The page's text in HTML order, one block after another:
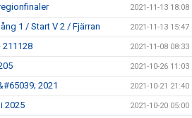
2021-11-13 18:08
1 / Start V 2 / Fjärran 2021-11-13 15:47
211128 2021-11-08 08:33
2021-10-26 11:03
2021 2021-10-21 21:40
2025 2021-10-20 05:00